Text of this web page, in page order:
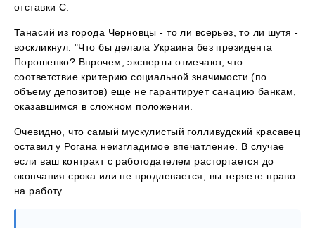
отставки С.
Танасий из города Черновцы - то ли всерьез, то ли шутя -
воскликнул: "Что бы делала Украина без президента
Порошенко? Впрочем, эксперты отмечают, что
соответствие критерию социальной значимости (по
объему депозитов) еще не гарантирует санацию банкам,
оказавшимся в сложном положении.
Очевидно, что самый мускулистый голливудский красавец
оставил у Рогана неизгладимое впечатление. В случае
если ваш контракт с работодателем расторгается до
окончания срока или не продлевается, вы теряете право
на работу.